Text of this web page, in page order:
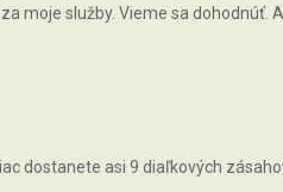
moje služby. Vieme sa dohodnúť.
dostanete asi 9 diaľkových